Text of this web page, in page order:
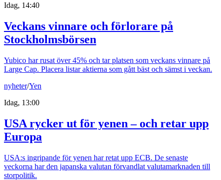
Idag, 14:40
Veckans vinnare och förlorare på
Stockholmsbörsen
Yubico har rusat över 45% och tar platsen som veckans vinnare på
Large Cap. Placera listar aktierna som gått bäst och sämst i veckan.
nyheter/Yen
Idag, 13:00
USA rycker ut för yenen – och retar upp
Europa
USA:s ingripande för yenen har retat upp ECB. De senaste
veckorna har den japanska valutan förvandlat valutamarknaden till
storpolitik.